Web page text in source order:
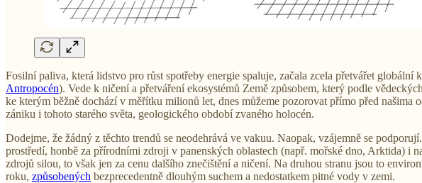
Fosilní paliva, která lidstvo pro růst spotřeby energie spaluje, začala zcela přetvářet
Antropocén). Vede k ničení a přetváření ekosystémů Země způsobem, který podle
ke kterým běžně dochází v měřítku milionů let, dnes můžeme pozorovat přímo před
zániku i tohoto starého světa, geologického období zvaného holocén.
Dodejme, že žádný z těchto trendů se neodehrává ve vakuu. Naopak, vzájemně se
prostředí, honbě za přírodními zdroji v panenských oblastech (např. mořské dno, Arktida) i
zdrojů silou, to však jen za cenu dalšího znečištění a ničení. Na druhou stranu jsou to
roku, způsobených bezprecedentně dlouhým suchem a nedostatkem pitné vody v zemi.